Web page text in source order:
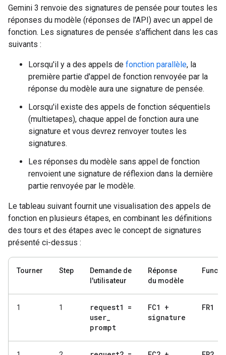
Gemini 3 renvoie des signatures de pensée pour toutes les
réponses du modèle (réponses de l'API) avec un appel de
fonction. Les signatures de pensée s'affichent dans les cas
suivants :
Lorsqu'il y a des appels de fonction parallèle, la
première partie d'appel de fonction renvoyée par la
réponse du modèle aura une signature de pensée.
Lorsqu'il existe des appels de fonction séquentiels
(multietapes), chaque appel de fonction aura une
signature et vous devrez renvoyer toutes les
signatures.
Les réponses du modèle sans appel de fonction
renvoient une signature de réflexion dans la dernière
partie renvoyée par le modèle.
Le tableau suivant fournit une visualisation des appels de
fonction en plusieurs étapes, en combinant les définitions
des tours et des étapes avec le concept de signatures
présenté ci-dessus :
Tourner Step
Demande de
l'utilisateur
Réponse
du modèle
1 1
request1 =
user_
prompt
FC1 +
signature
FR1